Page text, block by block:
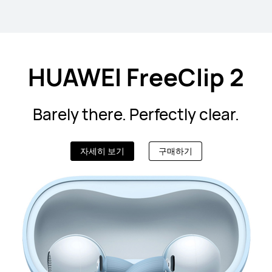
HUAWEI FreeClip 2
Barely there. Perfectly clear.
자세히 보기 구매하기